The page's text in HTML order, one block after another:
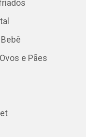
e Pães